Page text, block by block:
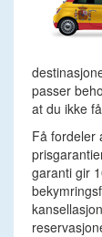
passer
at du ikke
Få fordeler
garanti gir